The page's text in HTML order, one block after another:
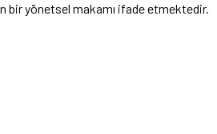
bir yönetsel makamı ifade etmektedir.